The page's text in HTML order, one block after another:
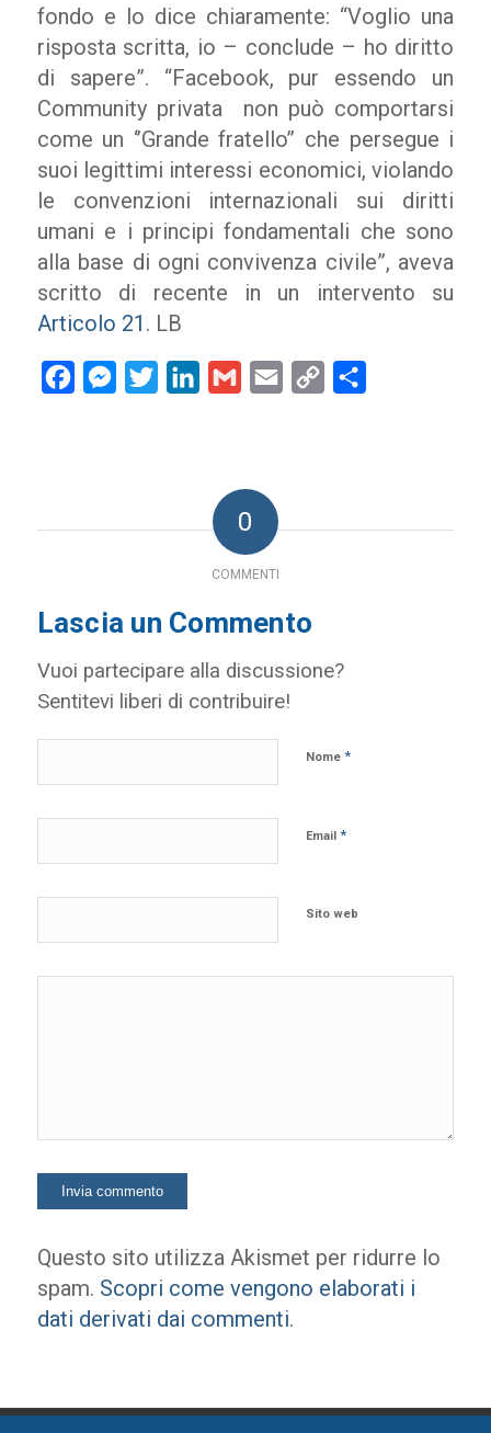
fondo e lo dice chiaramente: “Voglio una
risposta scritta, io – conclude – ho diritto
di sapere”. “Facebook, pur essendo un
Community privata non può comportarsi
come un ‘’Grande fratello’’ che persegue i
suoi legittimi interessi economici, violando
le convenzioni internazionali sui diritti
umani e i principi fondamentali che sono
alla base di ogni convivenza civile”, aveva
scritto di recente in un intervento su
Articolo 21 . LB
FacebookMessenger
Twitter LinkedInGmail Email
Copy
0
COMMENTI
Lascia un Commento
Vuoi partecipare alla discussione?
Sentitevi liberi di contribuire!
Nome *
Email *
Sito web
Questo sito utilizza Akismet per ridurre lo
spam. Scopri come vengono elaborati i
dati derivati dai commenti.